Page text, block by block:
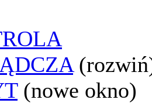
(nowe okno)